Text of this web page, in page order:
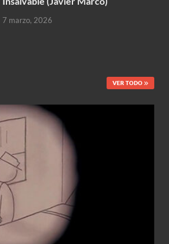
7 marzo, 2026
VER TODO